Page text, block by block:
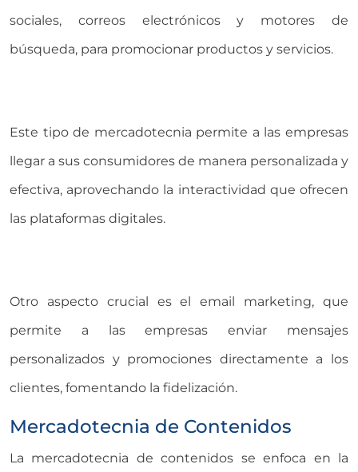
sociales, correos electrónicos y motores de
búsqueda, para promocionar productos y servicios.
Este tipo de mercadotecnia permite a las empresas
llegar a sus consumidores de manera personalizada y
efectiva, aprovechando la interactividad que ofrecen
las plataformas digitales.
Otro aspecto crucial es el email marketing, que
permite a las empresas enviar mensajes
personalizados y promociones directamente a los
clientes, fomentando la fidelización.
Mercadotecnia de Contenidos
La mercadotecnia de contenidos se enfoca en la